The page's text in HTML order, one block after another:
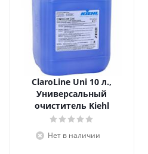
ClaroLine Uni 10 л.,
Универсальный
очиститель Kiehl
Нет в наличии